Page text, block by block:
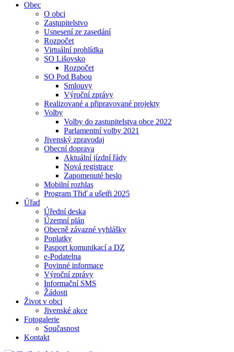
Obec
O obci
Zastupitelstvo
Usnesení ze zasedání
Rozpočet
Virtuální prohlídka
SO Lišovsko
Rozpočet
SO Pod Babou
Smlouvy
Výroční zprávy
Realizované a připravované projekty
Volby
Volby do zastupitelstva obce 2022
Parlamentní volby 2021
Jivenský zpravodaj
Obecní doprava
Aktuální jízdní řády
Nová registrace
Zapomenuté heslo
Mobilní rozhlas
Program Třiď a ušetři 2025
Úřad
Úřední deska
Územní plán
Obecně závazné vyhlášky
Poplatky
Pasport komunikací a DZ
e-Podatelna
Povinné informace
Výroční zprávy
Informační SMS
Žádosti
Život v obci
Jivenské akce
Fotogalerie
Současnost
Kontakt